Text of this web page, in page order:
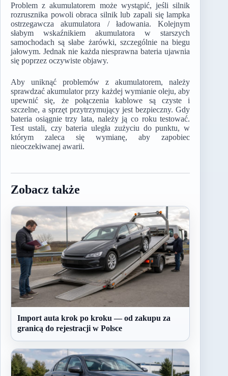
Problem z akumulatorem może wystąpić, jeśli silnik
rozrusznika powoli obraca silnik lub zapali się lampka
ostrzegawcza akumulatora / ładowania. Kolejnym
słabym wskaźnikiem akumulatora w starszych
samochodach są słabe żarówki, szczególnie na biegu
jałowym. Jednak nie każda niesprawna bateria ujawnia
się poprzez oczywiste objawy.
Aby uniknąć problemów z akumulatorem, należy
sprawdzać akumulator przy każdej wymianie oleju, aby
upewnić się, że połączenia kablowe są czyste i
szczelne, a sprzęt przytrzymujący jest bezpieczny. Gdy
bateria osiągnie trzy lata, należy ją co roku testować.
Test ustali, czy bateria uległa zużyciu do punktu, w
którym zaleca się wymianę, aby zapobiec
nieoczekiwanej awarii.
Zobacz także
Import auta krok po kroku — od zakupu za
granicą do rejestracji w Polsce